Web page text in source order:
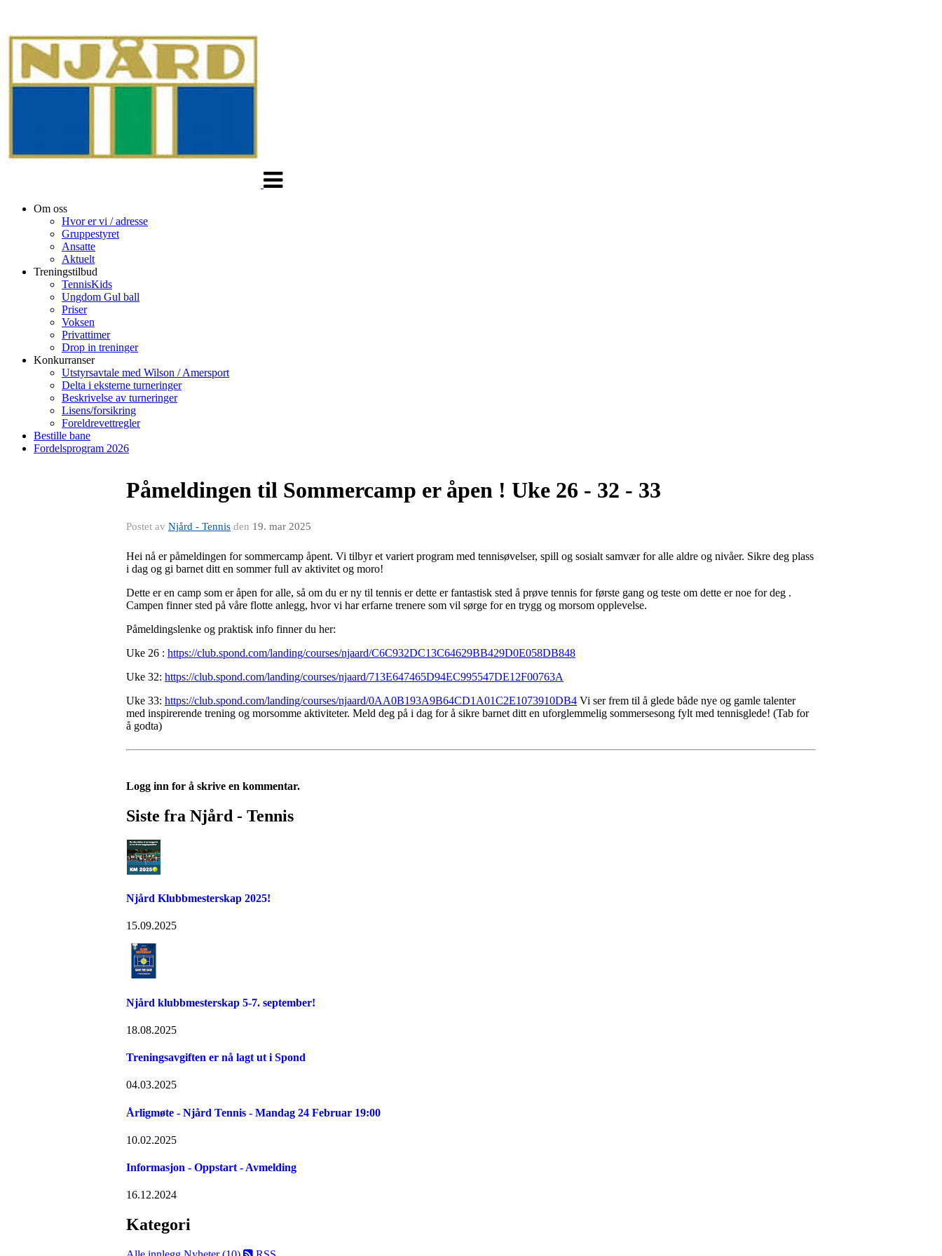
Om oss
Hvor er vi / adresse
Gruppestyret
Ansatte
Aktuelt
Treningstilbud
TennisKids
Ungdom Gul ball
Priser
Voksen
Privattimer
Drop in treninger
Konkurranser
Utstyrsavtale med Wilson / Amersport
Delta i eksterne turneringer
Beskrivelse av turneringer
Lisens/forsikring
Foreldrevettregler
Bestille bane
Fordelsprogram 2026
Påmeldingen til Sommercamp er åpen ! Uke 26 - 32 - 33
Postet av Njård - Tennis den 19. mar 2025
Hei nå er påmeldingen for sommercamp åpent. Vi tilbyr et variert program med tennisøvelser, spill og sosialt samvær for alle aldre og nivåer. Sikre deg plass
i dag og gi barnet ditt en sommer full av aktivitet og moro!
Dette er en camp som er åpen for alle, så om du er ny til tennis er dette er fantastisk sted å prøve tennis for første gang og teste om dette er noe for deg .
Campen finner sted på våre flotte anlegg, hvor vi har erfarne trenere som vil sørge for en trygg og morsom opplevelse.
Påmeldingslenke og praktisk info finner du her:
Uke 26 : https://club.spond.com/landing/courses/njaard/C6C932DC13C64629BB429D0E058DB848
Uke 32: https://club.spond.com/landing/courses/njaard/713E647465D94EC995547DE12F00763A
Uke 33: https://club.spond.com/landing/courses/njaard/0AA0B193A9B64CD1A01C2E1073910DB4 Vi ser frem til å glede både nye og gamle talenter
med inspirerende trening og morsomme aktiviteter. Meld deg på i dag for å sikre barnet ditt en uforglemmelig sommersesong fylt med tennisglede! (Tab for
å godta)
Logg inn for å skrive en kommentar.
Siste fra Njård - Tennis
Njård Klubbmesterskap 2025!
15.09.2025
Njård klubbmesterskap 5-7. september!
18.08.2025
Treningsavgiften er nå lagt ut i Spond
04.03.2025
Årligmøte - Njård Tennis - Mandag 24 Februar 19:00
10.02.2025
Informasjon - Oppstart - Avmelding
16.12.2024
Kategori